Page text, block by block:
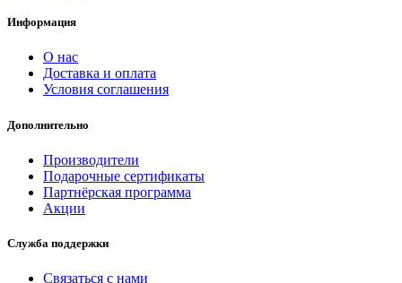
Информация
О нас
Доставка и оплата
Условия соглашения
Дополнительно
Производители
Подарочные сертификаты
Партнёрская программа
Акции
Служба поддержки
Связаться с нами